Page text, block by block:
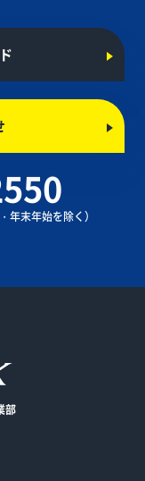
年末年始を除く）
部